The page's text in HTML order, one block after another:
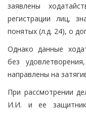
заявлены
регистрации лиц,
понятых (л.д. 24), о
Однако данные
без
направлены на
При рассмотрении
И.И. и ее